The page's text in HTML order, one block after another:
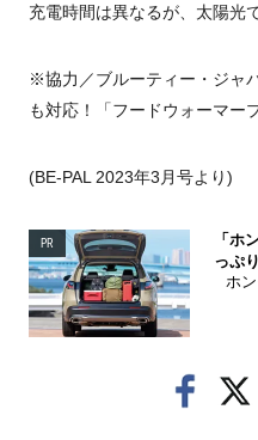
充電時間は異なるが、太陽光
※協力／ブルーティー・ジャ
も対応！「フードウォーマー
(BE-PAL 2023年3月号より)
PR
「ホ
っぷ
ホ